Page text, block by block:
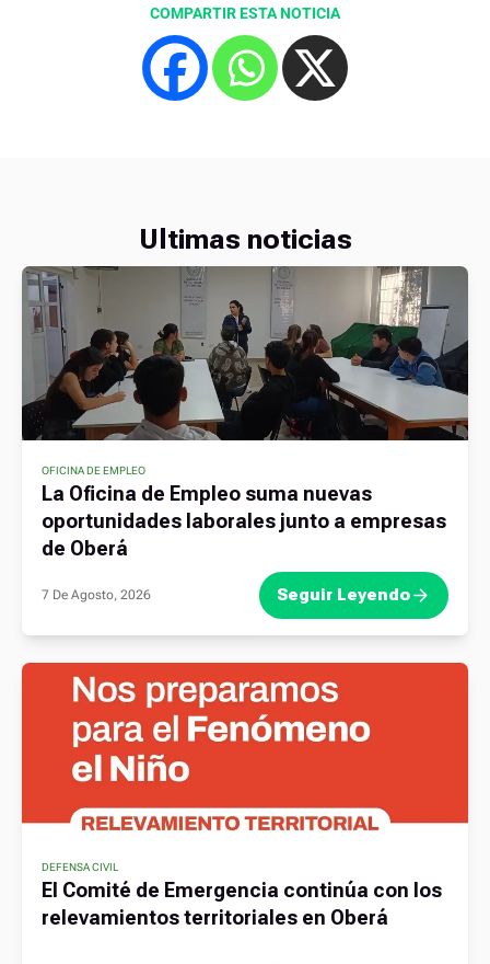
COMPARTIR ESTA NOTICIA
Ultimas noticias
OFICINA DE EMPLEO
La Oficina de Empleo suma nuevas
oportunidades laborales junto a empresas
de Oberá
7 De Agosto, 2026 Seguir Leyendo
DEFENSA CIVIL
El Comité de Emergencia continúa con los
relevamientos territoriales en Oberá